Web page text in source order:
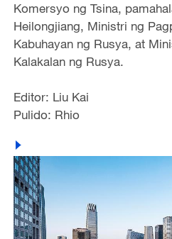
Komersyo ng Tsina,
Heilongjiang, Ministri ng
Kabuhayan ng Rusya, at
Kalakalan ng Rusya.
Editor: Liu Kai
Pulido: Rhio